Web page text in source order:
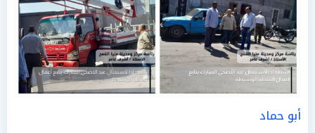
أبو حماد